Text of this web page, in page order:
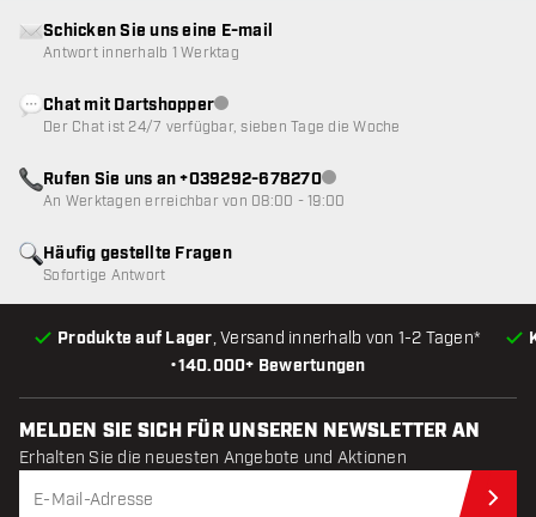
•140.000+ Bewertungen
Produkte auf Lager, Versand innerhalb von 1-2 Tagen*
Häufig gestellte Fragen
Sofortige Antwort
Schicken Sie uns eine E-mail
Antwort innerhalb 1 Werktag
Chat mit DartshopperKundenservice nicht verfügbar
Der Chat ist 24/7 verfügbar, sieben Tage die Woche
Rufen Sie uns an +039292-678270Kundenservice nicht
An Werktagen erreichbar von 08:00 - 19:00
MELDEN SIE SICH FÜR UNSEREN NEWSLETTER AN
Erhalten Sie die neuesten Angebote und Aktionen